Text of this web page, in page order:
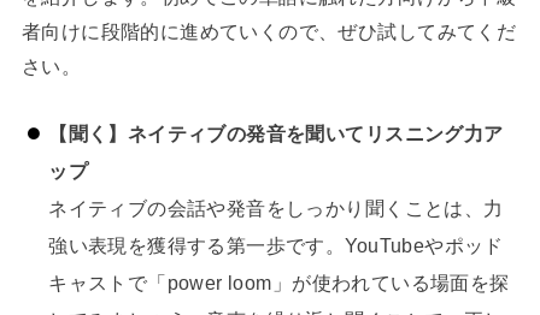
者向けに段階的に進めていくので、ぜひ試してみてくだ
さい。
【聞く】ネイティブの発音を聞いてリスニング力ア
ップ
ネイティブの会話や発音をしっかり聞くことは、力
強い表現を獲得する第一歩です。YouTubeやポッド
キャストで「power loom」が使われている場面を探